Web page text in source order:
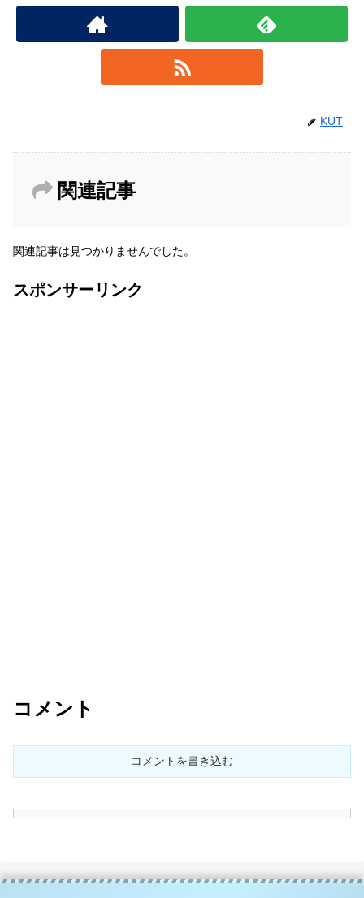
KUT
関連記事
関連記事は見つかりませんでした。
スポンサーリンク
コメント
コメントを書き込む